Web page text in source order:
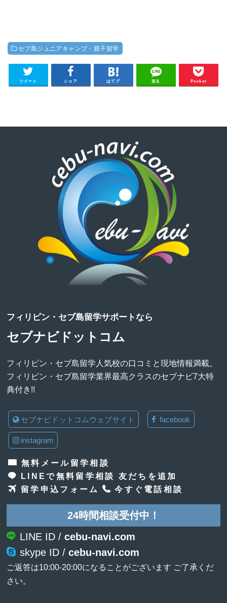
セブ島ジュニアキャンプ・親子留学
ツイート シェア はてブ 送る Pocket
フィリピン・セブ島留学サポートなら
セブナビドットコム
フィリピン・セブ島留学人気校の口コミと現地情報満載。
フィリピン・セブ島留学業界最高クラスのセブナビ7大特
典付き!!
セブナビドットコムウェブサイト facebook
instagram
無料メール留学相談
LINEで無料留学相談 友だちを追加
留学申込フォーム
今すぐ電話相談
24時間相談受付中！
LINE ID /cebu-navi.com
skype ID /cebu-navi.com
ご返答は10:00-20:00になることがございます ご了承くだ
さい。